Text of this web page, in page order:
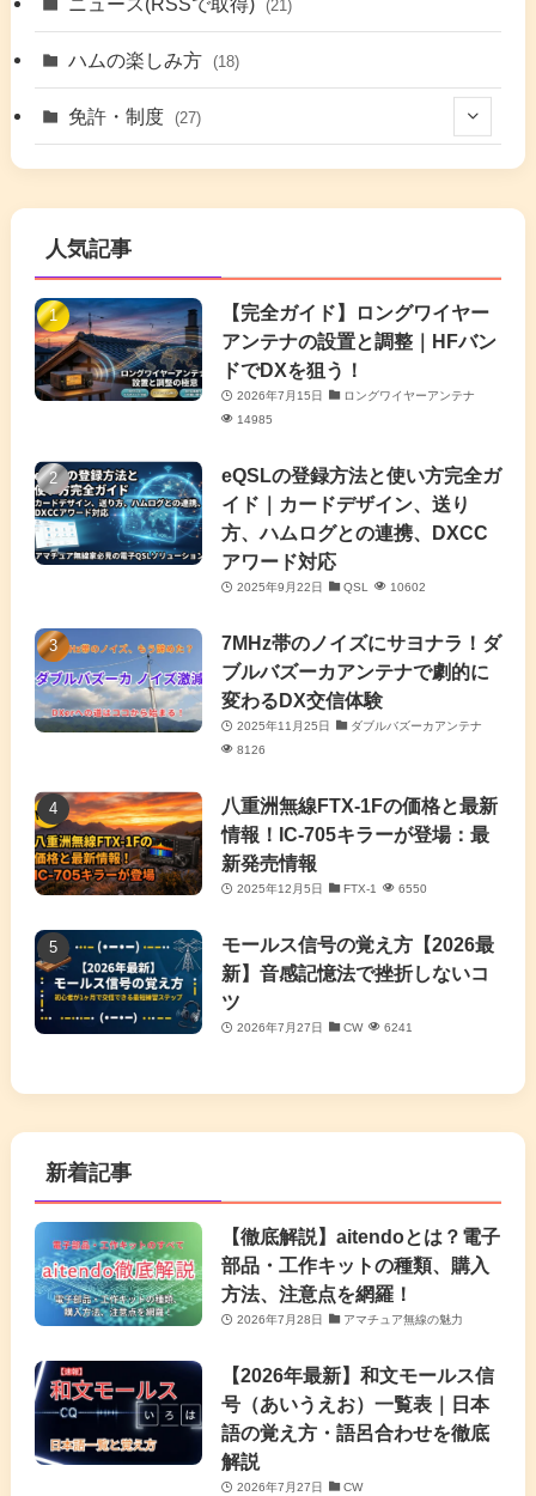
(17)
(6)
(5)
(1)
(4)
(3)
(41)
(26)
(7) (7)
(16)
(7)
(6)
(63)
(7)
(5)
(4)
(2)
(5)
(11)
(21)
ハムの楽しみ方 (18)
免許・制度 (27)
(5)
(4)
(1)
人気記事
【完全ガイド】ロングワイヤー
アンテナの設置と調整｜HFバン
ドでDXを狙う！
2026年7月15日
ロングワイヤーアンテナ
14985
eQSLの登録方法と使い方完全ガ
イド｜カードデザイン、送り
方、ハムログとの連携、DXCC
アワード対応
2025年9月22日 QSL 10602
7MHz帯のノイズにサヨナラ！ダ
ブルバズーカアンテナで劇的に
変わるDX交信体験
2025年11月25日
ダブルバズーカアンテナ
8126
八重洲無線FTX-1Fの価格と最新
情報！IC-705キラーが登場：最
新発売情報
2025年12月5日 FTX-1 6550
モールス信号の覚え方【2026最
新】音感記憶法で挫折しないコ
ツ
2026年7月27日 CW 6241
新着記事
【徹底解説】aitendoとは？電子
部品・工作キットの種類、購入
方法、注意点を網羅！
2026年7月28日 アマチュア無線の魅力
【2026年最新】和文モールス信
号（あいうえお）一覧表｜日本
語の覚え方・語呂合わせを徹底
解説
2026年7月27日 CW